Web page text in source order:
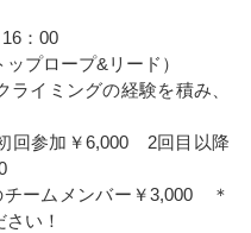
：00
プロープ&リード）
イミングの経験を積み、
回参加￥6,000 2回目以降
メンバー￥3,000 ＊
い！